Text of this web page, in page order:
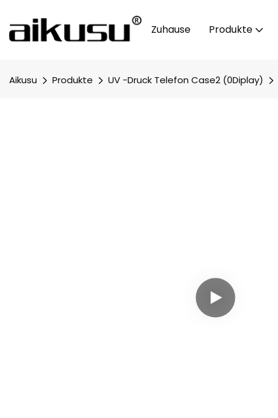
Zuhause Produkte
Aikusu Produkte UV -Druck Telefon Case2 (0Diplay)